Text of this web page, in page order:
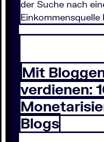
der Suche nach
Einkommensquelle
Mit
verdienen:
Blogs